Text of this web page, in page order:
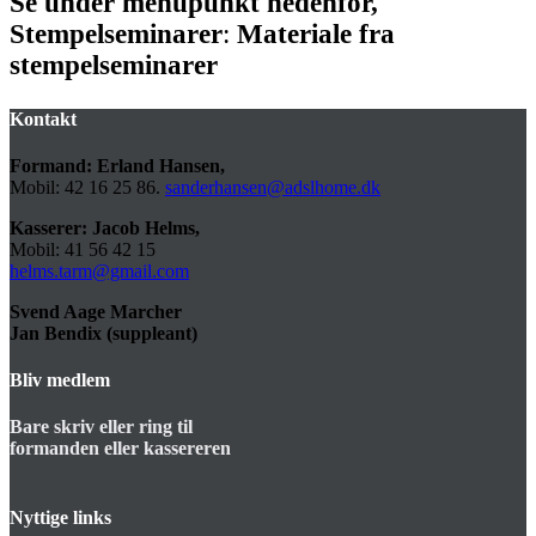
Stempelseminarer: Materiale fra
stempelseminarer
Kontakt
Formand: Erland Hansen,
Mobil: 42 16 25 86. sanderhansen@adslhome.dk
Kasserer: Jacob Helms,
Mobil: 41 56 42 15
helms.tarm@gmail.com
Svend Aage Marcher
Jan Bendix (suppleant)
Bliv medlem
Bare skriv eller ring til
formanden eller kassereren
Nyttige links